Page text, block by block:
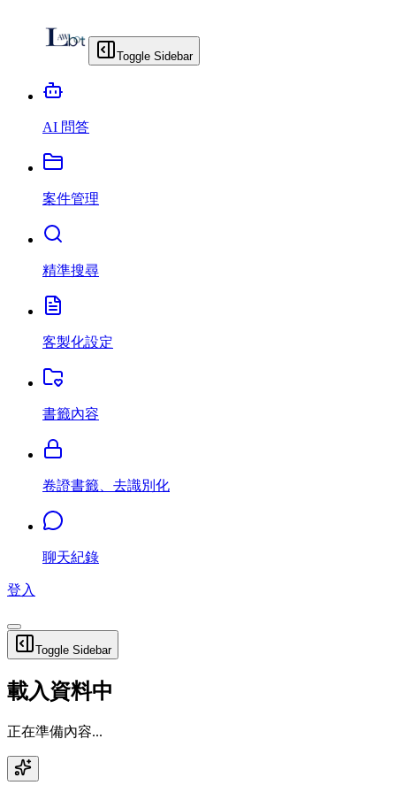
Toggle Sidebar
AI 問答
案件管理
精準搜尋
客製化設定
書籤內容
卷證書籤、去識別化
聊天紀錄
登入
Toggle Sidebar
載入資料中
正在準備內容...